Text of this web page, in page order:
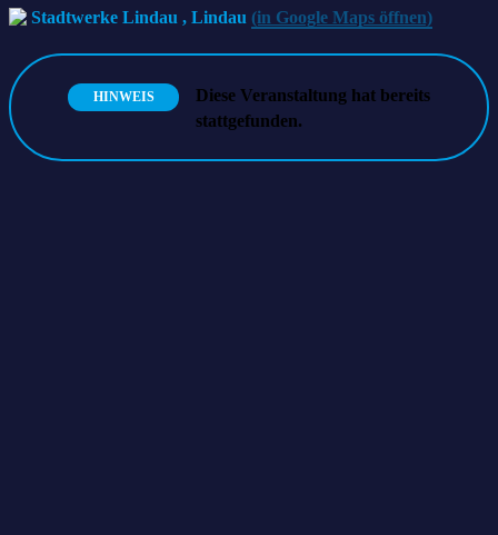
Stadtwerke Lindau , Lindau (in Google Maps öffnen)
HINWEIS
Diese Veranstaltung hat bereits
stattgefunden.